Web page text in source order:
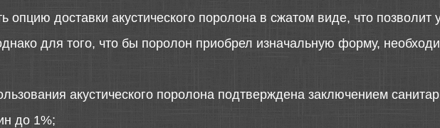
опцию доставки акустического поролона в сжатом виде, что позволит
для того, что бы поролон приобрел изначальную форму,
акустического поролона подтверждена заключением
до 1%;